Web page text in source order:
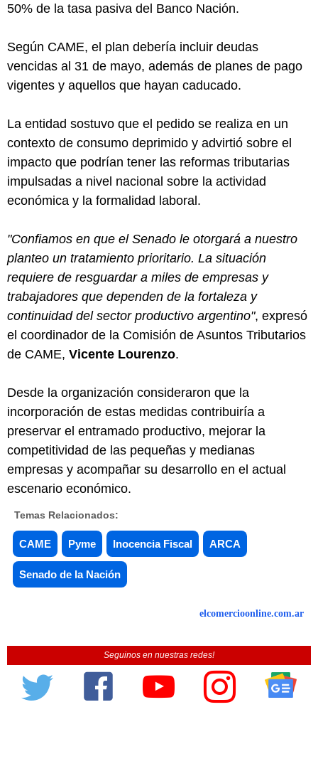
50% de la tasa pasiva del Banco Nación.
Según CAME, el plan debería incluir deudas
vencidas al 31 de mayo, además de planes de pago
vigentes y aquellos que hayan caducado.
La entidad sostuvo que el pedido se realiza en un
contexto de consumo deprimido y advirtió sobre el
impacto que podrían tener las reformas tributarias
impulsadas a nivel nacional sobre la actividad
económica y la formalidad laboral.
"Confiamos en que el Senado le otorgará a nuestro
planteo un tratamiento prioritario. La situación
requiere de resguardar a miles de empresas y
trabajadores que dependen de la fortaleza y
continuidad del sector productivo argentino", expresó
el coordinador de la Comisión de Asuntos Tributarios
de CAME, Vicente Lourenzo.
Desde la organización consideraron que la
incorporación de estas medidas contribuiría a
preservar el entramado productivo, mejorar la
competitividad de las pequeñas y medianas
empresas y acompañar su desarrollo en el actual
escenario económico.
Temas Relacionados:
CAME Pyme Inocencia Fiscal ARCA
Senado de la Nación
elcomercioonline.com.ar
Seguinos en nuestras redes!